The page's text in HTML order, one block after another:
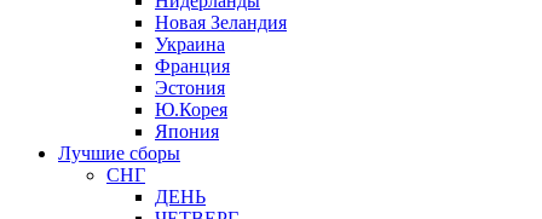
Новая Зеландия
Украина
Франция
Эстония
Ю.Корея
Япония
Лучшие сборы
СНГ
ДЕНЬ